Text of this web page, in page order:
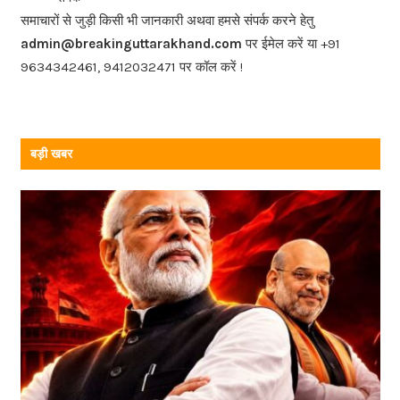
o
o
k
समाचारों से जुड़ी किसी भी जानकारी अथवा हमसे संपर्क करने हेतु
admin@breakinguttarakhand.com पर ईमेल करें या +91
9634342461, 9412032471 पर कॉल करें !
बड़ी खबर